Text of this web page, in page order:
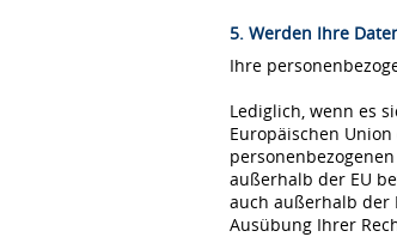
5. Werden Ihre
Ihre
Lediglich, wenn es
Europäischen
außerhalb der EU
auch außerhalb der
Ausübung Ihrer